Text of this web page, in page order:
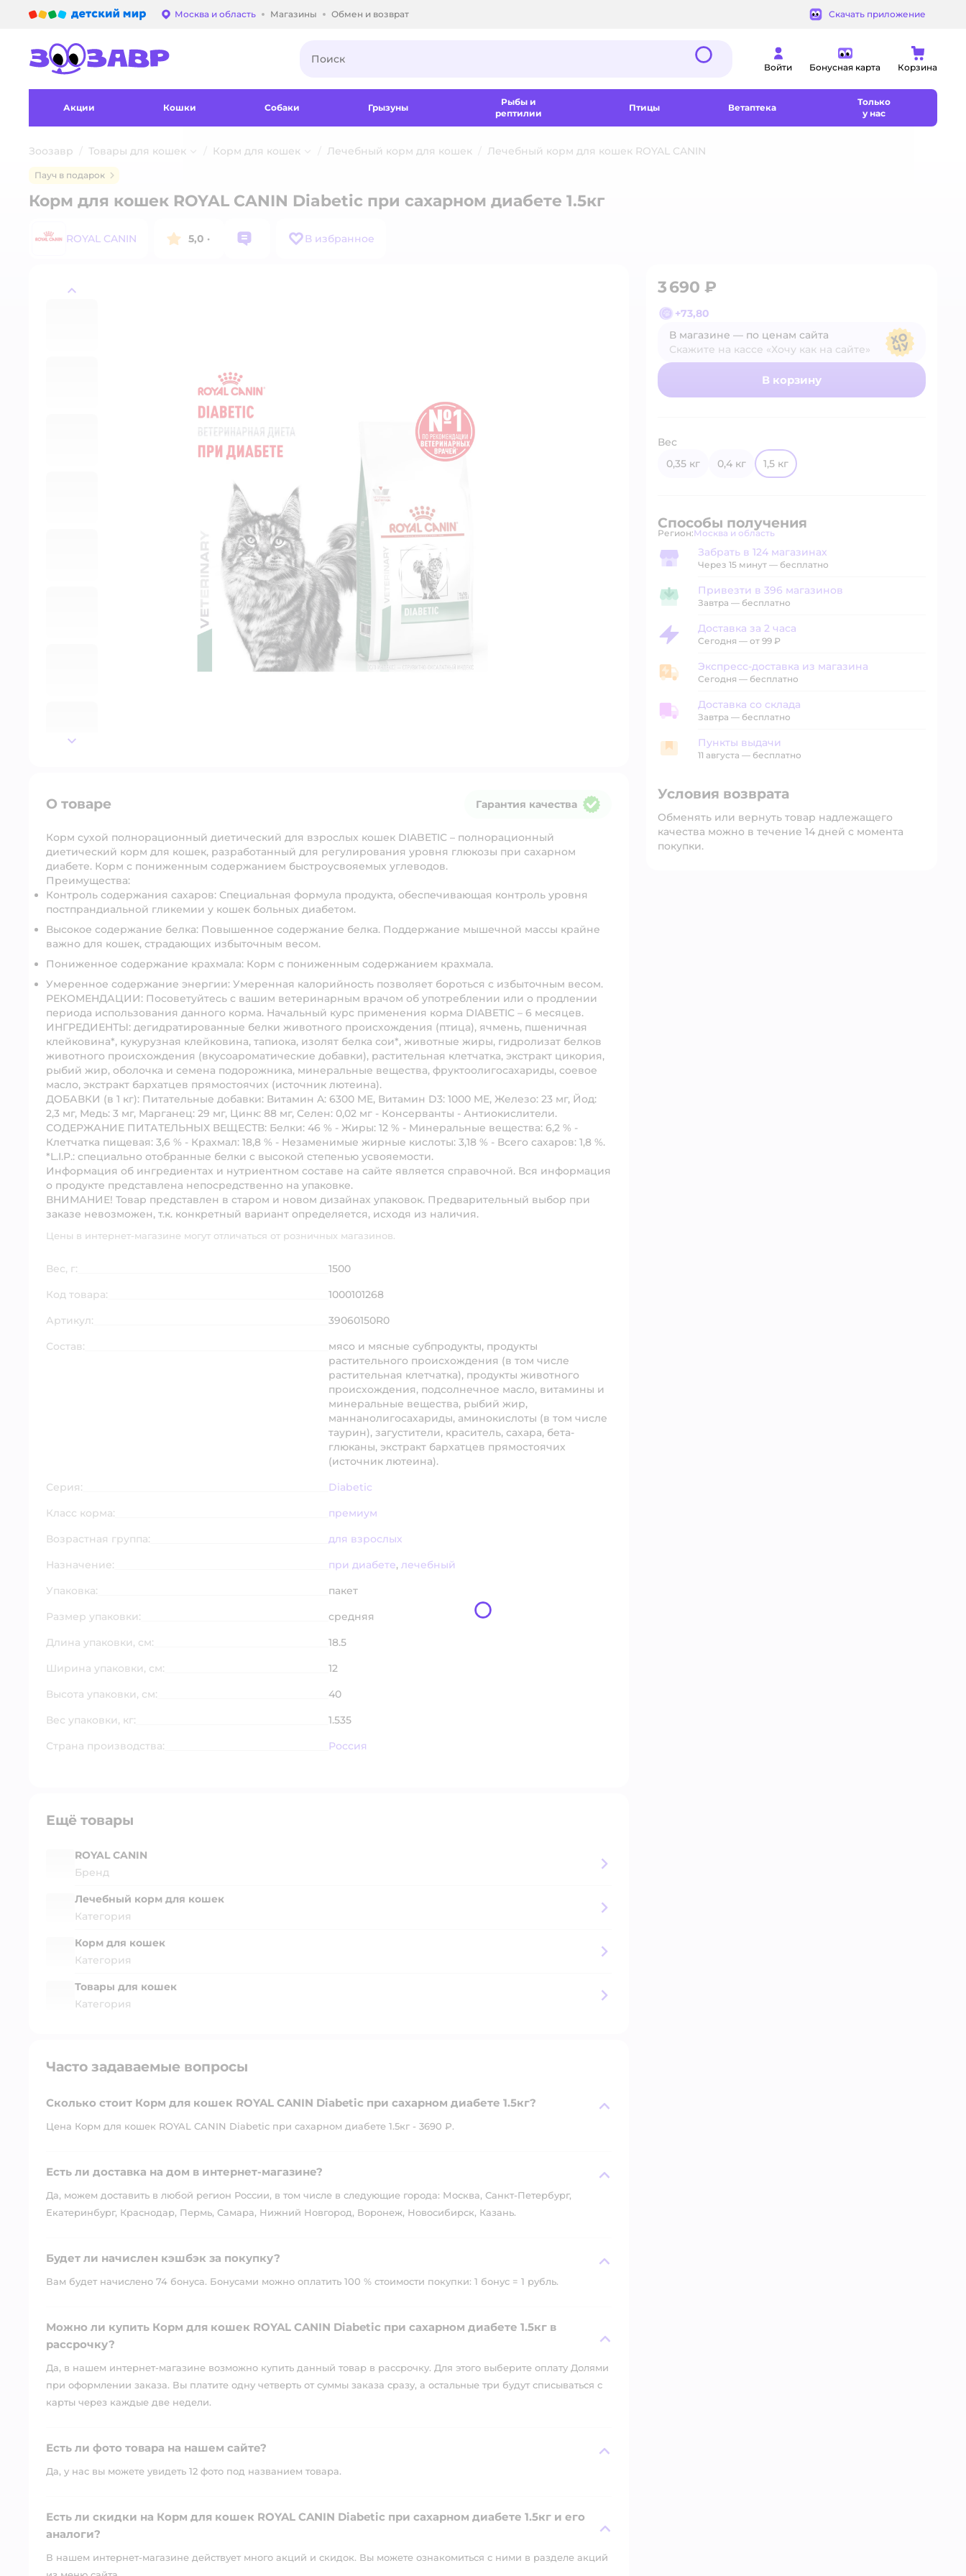
Выбор адреса доставки.
Москва и область Магазины Обмен и возврат Скачать приложение
Войти Бонусная карта Корзина
Акции Кошки Собаки Грызуны
Рыбы и
рептилии
Птицы Ветаптека
Только
у нас
Зоозавр Товары для кошек Корм для кошек Лечебный корм для кошек Лечебный корм для кошек ROYAL CANIN
назад
далее
Пауч в подарок
Корм для кошек ROYAL CANIN Diabetic при сахарном диабете 1.5кг
ROYAL CANIN 5,0 · В избранное
3 690 ₽
+73,80
В магазине — по ценам сайта
Скажите на кассе «Хочу как на сайте»
В магазине — по ценам сайта
В корзину
Вес
0,35 кг
0,4 кг 1,5 кг
Способы получения
Регион: Выбор адреса доставки.
Москва и область
Забрать в магазине
Забрать в 124 магазинах
Через 15 минут — бесплатно
Привезти в магазин
Привезти в 396 магазинов
Завтра — бесплатно
Доставка за 2 часа
Доставка за 2 часа
Сегодня — от 99 ₽
Экспресс-доставка из магазина
Экспресс-доставка из магазина
Сегодня — бесплатно
Доставка со склада
Доставка со склада
Завтра — бесплатно
Пункты выдачи
Пункты выдачи
11 августа — бесплатно
Условия возврата
Обменять или вернуть товар надлежащего
качества можно в течение 14 дней с момента
покупки.
О товаре Гарантия качества
Корм сухой полнорационный диетический для взрослых кошек DIABETIC – полнорационный
диетический корм для кошек, разработанный для регулирования уровня глюкозы при сахарном
диабете. Корм с пониженным содержанием быстроусвояемых углеводов.
Преимущества:
Контроль содержания сахаров: Специальная формула продукта, обеспечивающая контроль уровня
постпрандиальной гликемии у кошек больных диабетом.
Высокое содержание белка: Повышенное содержание белка. Поддержание мышечной массы крайне
важно для кошек, страдающих избыточным весом.
Пониженное содержание крахмала: Корм с пониженным содержанием крахмала.
Умеренное содержание энергии: Умеренная калорийность позволяет бороться с избыточным весом.
РЕКОМЕНДАЦИИ: Посоветуйтесь с вашим ветеринарным врачом об употреблении или о продлении
периода использования данного корма. Начальный курс применения корма DIABETIC – 6 месяцев.
ИНГРЕДИЕНТЫ: дегидратированные белки животного происхождения (птица), ячмень, пшеничная
клейковина*, кукурузная клейковина, тапиока, изолят белка сои*, животные жиры, гидролизат белков
животного происхождения (вкусоароматические добавки), растительная клетчатка, экстракт цикория,
рыбий жир, оболочка и семена подорожника, минеральные вещества, фруктоолигосахариды, соевое
масло, экстракт бархатцев прямостоячих (источник лютеина).
ДОБАВКИ (в 1 кг): Питательные добавки: Витамин A: 6300 ME, Витамин D3: 1000 ME, Железо: 23 мг, Йод:
2,3 мг, Медь: 3 мг, Марганец: 29 мг, Цинк: 88 мг, Ceлeн: 0,02 мг - Консерванты - Антиокислители.
СОДЕРЖАНИЕ ПИТАТЕЛЬНЫХ ВЕЩЕСТВ: Белки: 46 % - Жиры: 12 % - Минеральные вещества: 6,2 % -
Клетчатка пищевая: 3,6 % - Крахмал: 18,8 % - Незаменимые жирные кислоты: 3,18 % - Всего сахаров: 1,8 %.
*L.I.P.: специально отобранные белки с высокой степенью усвояемости.
Информация об ингредиентах и нутриентном составе на сайте является справочной. Вся информация
о продукте представлена непосредственно на упаковке.
ВНИМАНИЕ! Товар представлен в старом и новом дизайнах упаковок. Предварительный выбор при
заказе невозможен, т.к. конкретный вариант определяется, исходя из наличия.
Цены в интернет-магазине могут отличаться от розничных магазинов.
Вес, г:
1500
Код товара:
1000101268
Артикул:
39060150R0
Состав:
мясо и мясные субпродукты, продукты
растительного происхождения (в том числе
растительная клетчатка), продукты животного
происхождения, подсолнечное масло, витамины и
минеральные вещества, рыбий жир,
маннанолигосахариды, аминокислоты (в том числе
таурин), загустители, краситель, сахара, бета-
глюканы, экстракт бархатцев прямостоячих
(источник лютеина).
Серия:
Diabetic
Класс корма:
премиум
Возрастная группа:
для взрослых
Назначение:
при диабете, лечебный
Упаковка:
пакет
Размер упаковки:
средняя
Длина упаковки, см:
18.5
Ширина упаковки, см:
12
Высота упаковки, см:
40
Вес упаковки, кг:
1.535
Страна производства:
Россия
Ещё товары
ROYAL CANIN
Бренд
Лечебный корм для кошек
Категория
Корм для кошек
Категория
Товары для кошек
Категория
Часто задаваемые вопросы
Сколько стоит Корм для кошек ROYAL CANIN Diabetic при сахарном диабете 1.5кг?
Цена Корм для кошек ROYAL CANIN Diabetic при сахарном диабете 1.5кг - 3690 ₽.
Есть ли доставка на дом в интернет-магазине?
Да, можем доставить в любой регион России, в том числе в следующие города: Москва, Санкт-Петербург,
Екатеринбург, Краснодар, Пермь, Самара, Нижний Новгород, Воронеж, Новосибирск, Казань.
Будет ли начислен кэшбэк за покупку?
Вам будет начислено 74 бонуса. Бонусами можно оплатить 100 % стоимости покупки: 1 бонус = 1 рубль.
Можно ли купить Корм для кошек ROYAL CANIN Diabetic при сахарном диабете 1.5кг в
рассрочку?
Да, в нашем интернет-магазине возможно купить данный товар в рассрочку. Для этого выберите оплату Долями
при оформлении заказа. Вы платите одну четверть от суммы заказа сразу, а остальные три будут списываться с
карты через каждые две недели.
Есть ли фото товара на нашем сайте?
Да, у нас вы можете увидеть 12 фото под названием товара.
Есть ли скидки на Корм для кошек ROYAL CANIN Diabetic при сахарном диабете 1.5кг и его
аналоги?
В нашем интернет-магазине действует много акций и скидок. Вы можете ознакомиться с ними в разделе акций